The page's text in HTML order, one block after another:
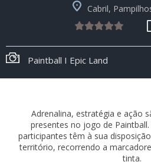
Cabril,
Paintball I Epic Land
Adrenalina, estratégia e ação
presentes no jogo de
participantes têm à sua
território, recorrendo a
tinta.